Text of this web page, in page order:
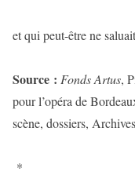
et qui peut-être ne
Source : Fonds Artus,
pour l’opéra de
scène, dossiers,
*